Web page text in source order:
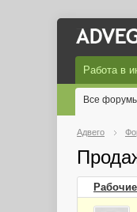
Работа в
Все
Адвего